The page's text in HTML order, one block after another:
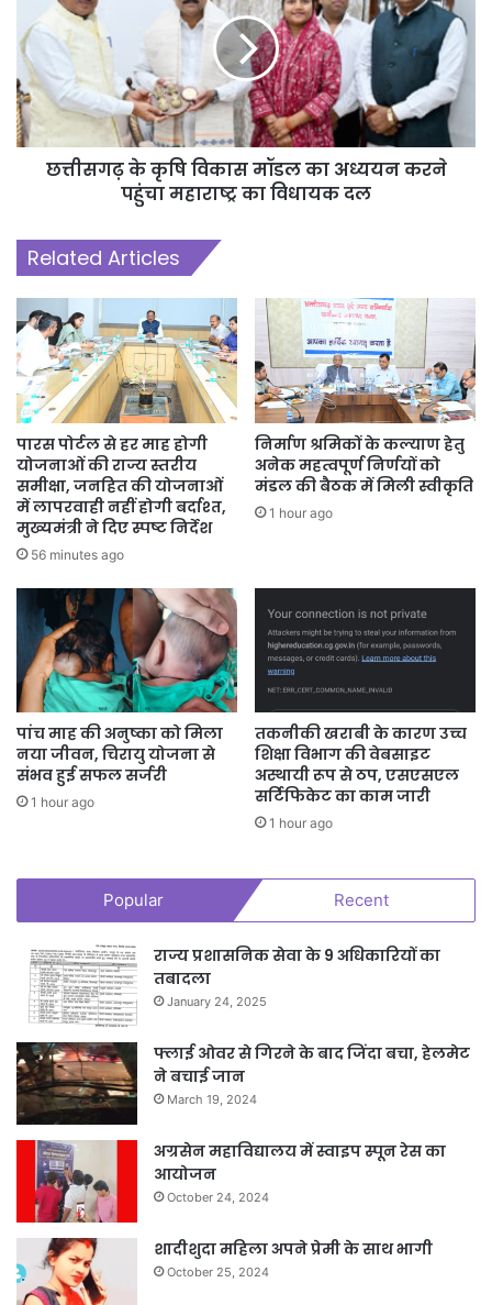
छत्तीसगढ़ के कृषि विकास मॉडल का अध्ययन करने
पहुंचा महाराष्ट्र का विधायक दल
Related Articles
पारस पोर्टल से हर माह होगी
योजनाओं की राज्य स्तरीय
समीक्षा, जनहित की योजनाओं
में लापरवाही नहीं होगी बर्दाश्त,
मुख्यमंत्री ने दिए स्पष्ट निर्देश
56 minutes ago
निर्माण श्रमिकों के कल्याण हेतु
अनेक महत्वपूर्ण निर्णयों को
मंडल की बैठक में मिली स्वीकृति
1 hour ago
पांच माह की अनुष्का को मिला
नया जीवन, चिरायु योजना से
संभव हुई सफल सर्जरी
1 hour ago
तकनीकी खराबी के कारण उच्च
शिक्षा विभाग की वेबसाइट
अस्थायी रूप से ठप, एसएसएल
सर्टिफिकेट का काम जारी
1 hour ago
Popular Recent
राज्य प्रशासनिक सेवा के 9 अधिकारियों का
तबादला
January 24, 2025
फ्लाई ओवर से गिरने के बाद जिंदा बचा, हेलमेट
ने बचाई जान
March 19, 2024
अग्रसेन महाविद्यालय में स्वाइप स्पून रेस का
आयोजन
October 24, 2024
शादीशुदा महिला अपने प्रेमी के साथ भागी
October 25, 2024